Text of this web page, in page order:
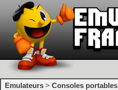
Emulateurs > Consoles portables